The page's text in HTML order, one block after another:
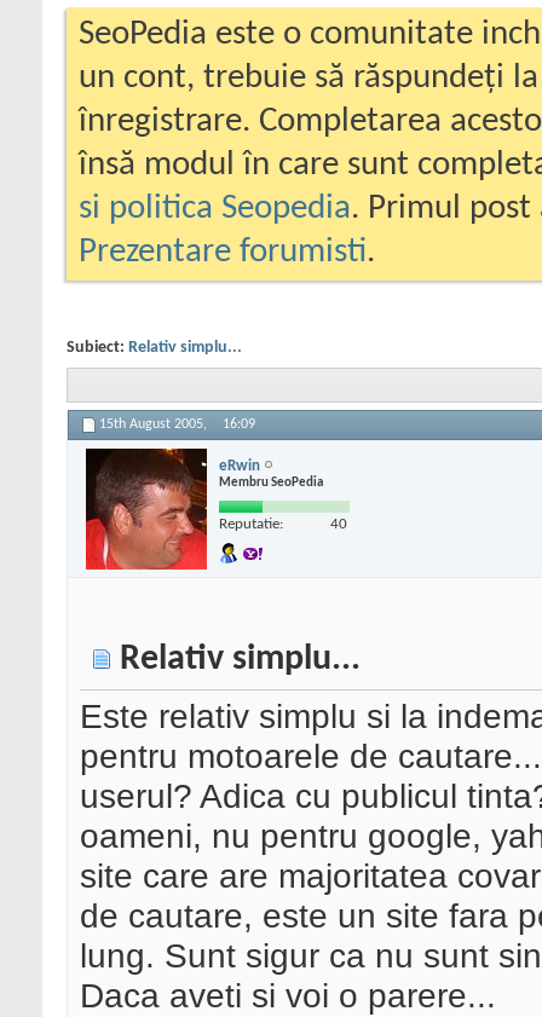
SeoPedia este o comunitate
un cont, trebuie să răspundeți
înregistrare. Completarea
însă modul în care sunt
si politica Seopedia. Primul
Prezentare forumisti.
Subiect: Relativ simplu...
15th August 2005, 16:09
eRwin
Membru SeoPedia
Reputatie: 40
Relativ simplu...
Este relativ simplu si la
pentru motoarele de
userul? Adica cu publicul
oameni, nu pentru google,
site care are majoritatea
de cautare, este un site fara
lung. Sunt sigur ca nu sunt
Daca aveti si voi o parere...